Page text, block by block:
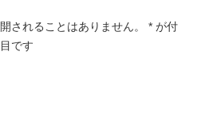
されることはありません。 * が付
です